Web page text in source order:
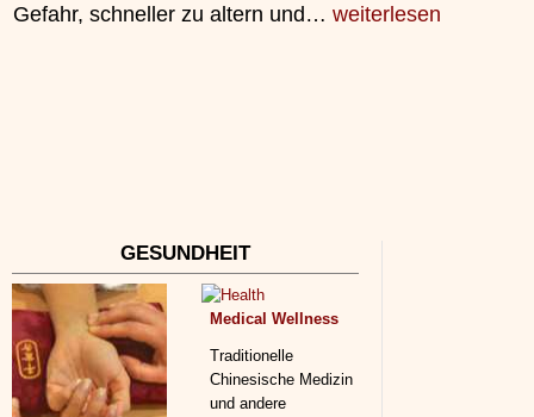
Gefahr, schneller zu altern und… weiterlesen
GESUNDHEIT
Medical Wellness
Traditionelle
Chinesische Medizin
und andere